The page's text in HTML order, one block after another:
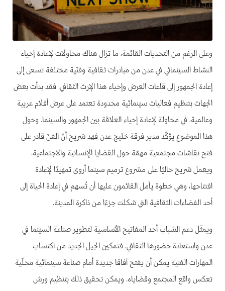
وعلى الرغم من التحديات القائمة، ما تزال هناك محاولات لإعادة إحياء
النشاط السينمائي في عدن من مبادرات ثقافية وفنّية مختلفة تسعى إلى
إعادة الجمهور إلى قاعات العرض وإحياء هذا الإرث الثقافي. فقد بدأت بعض
الجهات بتنظيم فعاليات سينمائية محدودة تعتمد على عرض أفلام عربية
وعالمية، في محاولة لإعادة إحياء العلاقة بين الجمهور والسينما. وحول
هذا الموضوع يؤكّد مدير فرقة خليج عدن فهد شريح أنّ الفنّ قادر على
فتح نقاشات مجتمعية مهمّة حول القضايا الإنسانية والاجتماعية.
ويعمل شريح حاليًا على مشروع ترميم سينما أروى تمهيدًا لإعادة
افتتاحها، وهي خطوة يأمل القائمون عليها أن تُسهم في إعادة الحياة إلى
أحد الفضاءات الثقافية التي شكلت جزءًا من ذاكرة المدينة.
ويمثّل دعم الشباب أحد المفاتيح الأساسية لتطوير صناعة السينما في
عدن واستعادة حضورها الثقافي. فتمكين الجيل الجديد من اكتساب
المهارات الفنية يمكن أن يفتح آفاقا جديدة أمام صناعة سينمائية محلّية
تعكس واقع المجتمع وقضاياه. ويمكن تحقيق ذلك بتنظيم ورش